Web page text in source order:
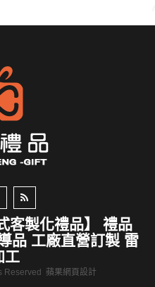
客製化禮品】 禮品
品 工廠直營訂製 雷
工
Reserved 蘋果網頁設計